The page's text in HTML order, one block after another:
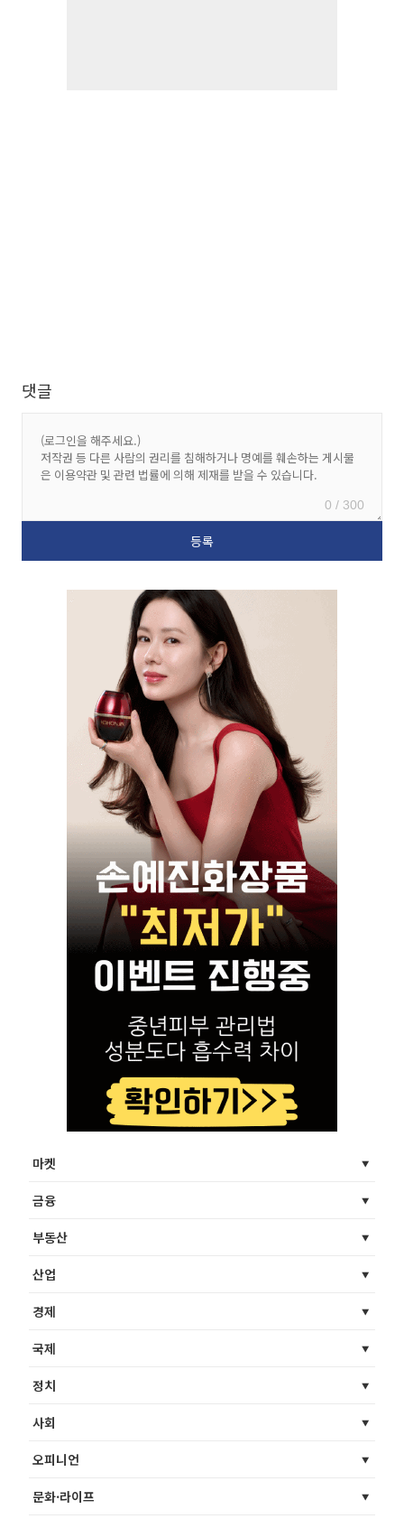
댓글
0 / 300
마켓
금융
부동산
산업
경제
국제
정치
사회
오피니언
문화·라이프